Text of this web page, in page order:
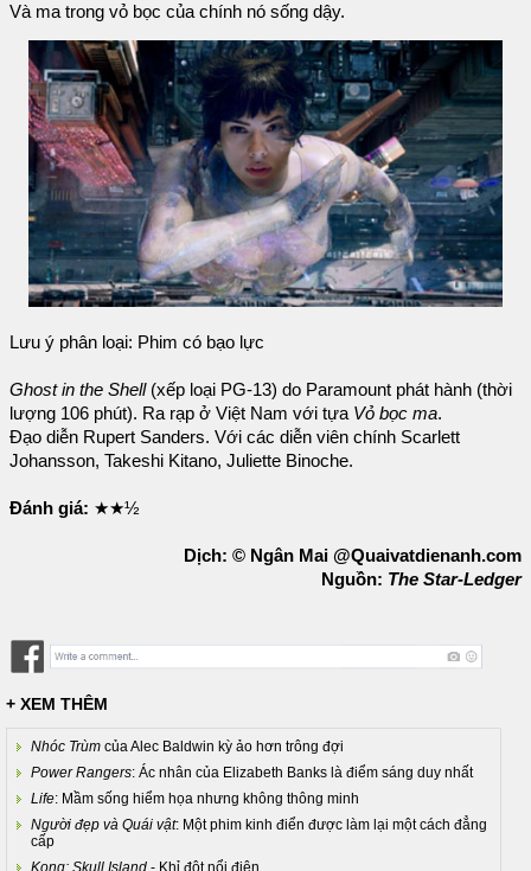
Và ma trong vỏ bọc của chính nó sống dậy.
Lưu ý phân loại: Phim có bạo lực
Ghost in the Shell(xếp loại PG-13) do Paramount phát hành (thời
lượng 106 phút). Ra rạp ở Việt Nam với tựa Vỏ bọc ma.
Đạo diễn Rupert Sanders. Với các diễn viên chính Scarlett
Johansson, Takeshi Kitano, Juliette Binoche.
Đánh giá: ★★½
Dịch: © Ngân Mai @Quaivatdienanh.com
Nguồn: The Star-Ledger
+ XEM THÊM
Nhóc Trùm của Alec Baldwin kỳ ảo hơn trông đợi
Power Rangers: Ác nhân của Elizabeth Banks là điểm sáng duy nhất
Life: Mầm sống hiểm họa nhưng không thông minh
Người đẹp và Quái vật: Một phim kinh điển được làm lại một cách đẳng
cấp